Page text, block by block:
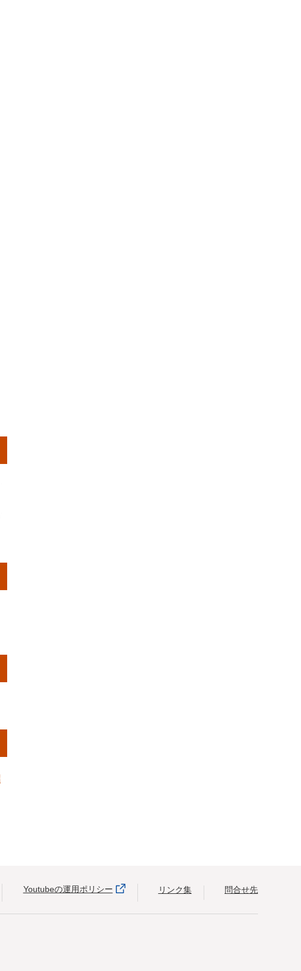
Youtubeの運用ポリシー リンク集 問合せ先